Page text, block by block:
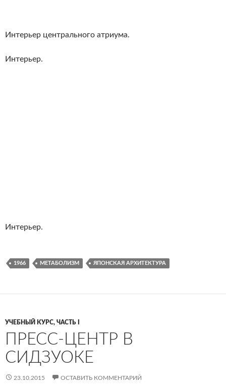
Интерьер центрального атриума.
Интерьер.
Интерьер.
1966 МЕТАБОЛИЗМ ЯПОНСКАЯ АРХИТЕКТУРА
УЧЕБНЫЙ КУРС, ЧАСТЬ I
ПРЕСС-ЦЕНТР В
СИДЗУОКЕ
23.10.2015 ОСТАВИТЬ КОММЕНТАРИЙ